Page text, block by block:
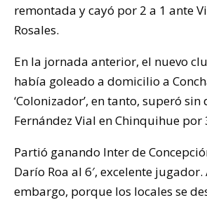
remontada y cayó por 2 a 1 ante
Rosales.
En la jornada anterior, el nuevo
había goleado a domicilio a
‘Colonizador’, en tanto, superó
Fernández Vial en Chinquihue por
Partió ganando Inter de
Darío Roa al 6′, excelente
embargo, porque los locales se